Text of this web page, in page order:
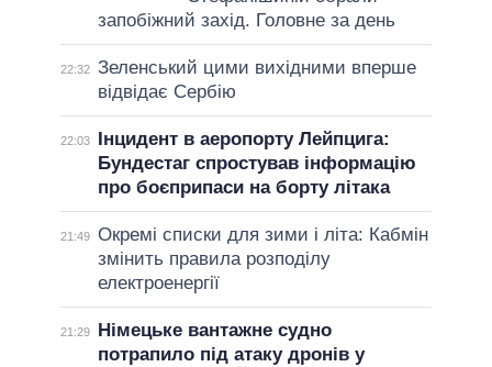
запобіжний захід. Головне за день
22:32 Зеленський цими вихідними вперше
відвідає Сербію
22:03
Інцидент в аеропорту Лейпцига:
Бундестаг спростував інформацію
про боєприпаси на борту літака
21:49 Окремі списки для зими і літа: Кабмін
змінить правила розподілу
електроенергії
21:29
Німецьке вантажне судно
потрапило під атаку дронів у